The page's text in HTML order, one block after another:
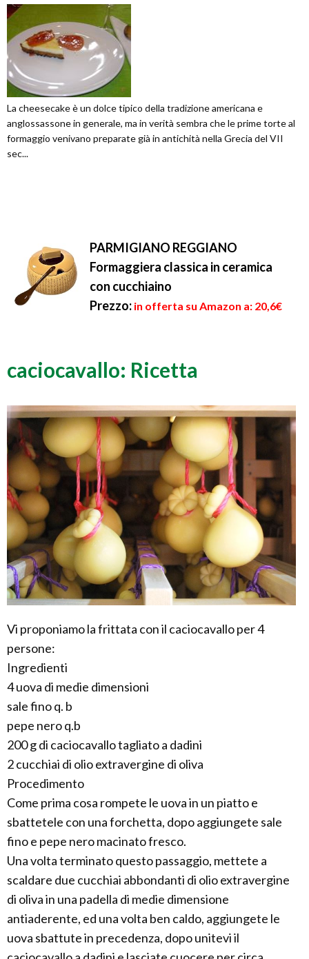
La cheesecake è un dolce tipico della tradizione americana e
anglossassone in generale, ma in verità sembra che le prime torte al
formaggio venivano preparate già in antichità nella Grecia del VII
sec...
PARMIGIANO REGGIANO
Formaggiera classica in ceramica
con cucchiaino
Prezzo: in offerta su Amazon a: 20,6€
caciocavallo: Ricetta
Vi proponiamo la frittata con il caciocavallo per 4
persone:
Ingredienti
4 uova di medie dimensioni
sale fino q. b
pepe nero q.b
200 g di caciocavallo tagliato a dadini
2 cucchiai di olio extravergine di oliva
Procedimento
Come prima cosa rompete le uova in un piatto e
sbattetele con una forchetta, dopo aggiungete sale
fino e pepe nero macinato fresco.
Una volta terminato questo passaggio, mettete a
scaldare due cucchiai abbondanti di olio extravergine
di oliva in una padella di medie dimensione
antiaderente, ed una volta ben caldo, aggiungete le
uova sbattute in precedenza, dopo unitevi il